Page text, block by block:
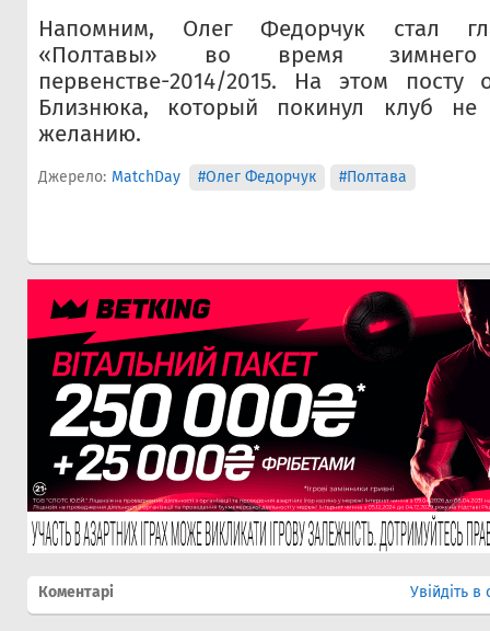
Напомним, Олег Федорчук стал
«Полтавы» во время
первенстве-2014/2015. На этом
Близнюка, который покинул клуб не
желанию.
Джерело: MatchDay #Олег Федорчук #Полтава
Коментарі Увійдіть в